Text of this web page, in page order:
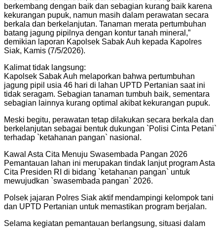
berkembang dengan baik dan sebagian kurang baik karena
kekurangan pupuk, namun masih dalam perawatan secara
berkala dan berkelanjutan. Tanaman merata pertumbuhan
batang jagung pipilnya dengan kontur tanah mineral,”
demikian laporan Kapolsek Sabak Auh kepada Kapolres
Siak, Kamis (7/5/2026).
Kalimat tidak langsung:
Kapolsek Sabak Auh melaporkan bahwa pertumbuhan
jagung pipil usia 46 hari di lahan UPTD Pertanian saat ini
tidak seragam. Sebagian tanaman tumbuh baik, sementara
sebagian lainnya kurang optimal akibat kekurangan pupuk.
Meski begitu, perawatan tetap dilakukan secara berkala dan
berkelanjutan sebagai bentuk dukungan `Polisi Cinta Petani`
terhadap `ketahanan pangan` nasional.
Kawal Asta Cita Menuju Swasembada Pangan 2026
Pemantauan lahan ini merupakan tindak lanjut program Asta
Cita Presiden RI di bidang `ketahanan pangan` untuk
mewujudkan `swasembada pangan` 2026.
Polsek jajaran Polres Siak aktif mendampingi kelompok tani
dan UPTD Pertanian untuk memastikan program berjalan.
Selama kegiatan pemantauan berlangsung, situasi dalam